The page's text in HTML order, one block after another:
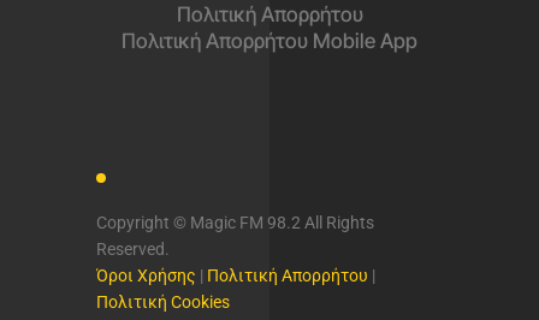
Πολιτική Απορρήτου
Πολιτική Απορρήτου Mobile App
Copyright © Magic FM 98.2 All Rights
Reserved.
Όροι Χρήσης | Πολιτική Απορρήτου |
Πολιτική Cookies